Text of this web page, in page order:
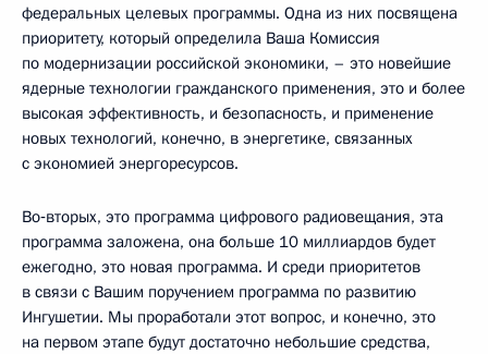
федеральных целевых программы. Одна из них посвящена
приоритету, который определила Ваша Комиссия
по модернизации российской экономики, – это новейшие
ядерные технологии гражданского применения, это и более
высокая эффективность, и безопасность, и применение
новых технологий, конечно, в энергетике, связанных
с экономией энергоресурсов.
Во‑вторых, это программа цифрового радиовещания, эта
программа заложена, она больше 10 миллиардов будет
ежегодно, это новая программа. И среди приоритетов
в связи с Вашим поручением программа по развитию
Ингушетии. Мы проработали этот вопрос, и конечно, это
на первом этапе будут достаточно небольшие средства,